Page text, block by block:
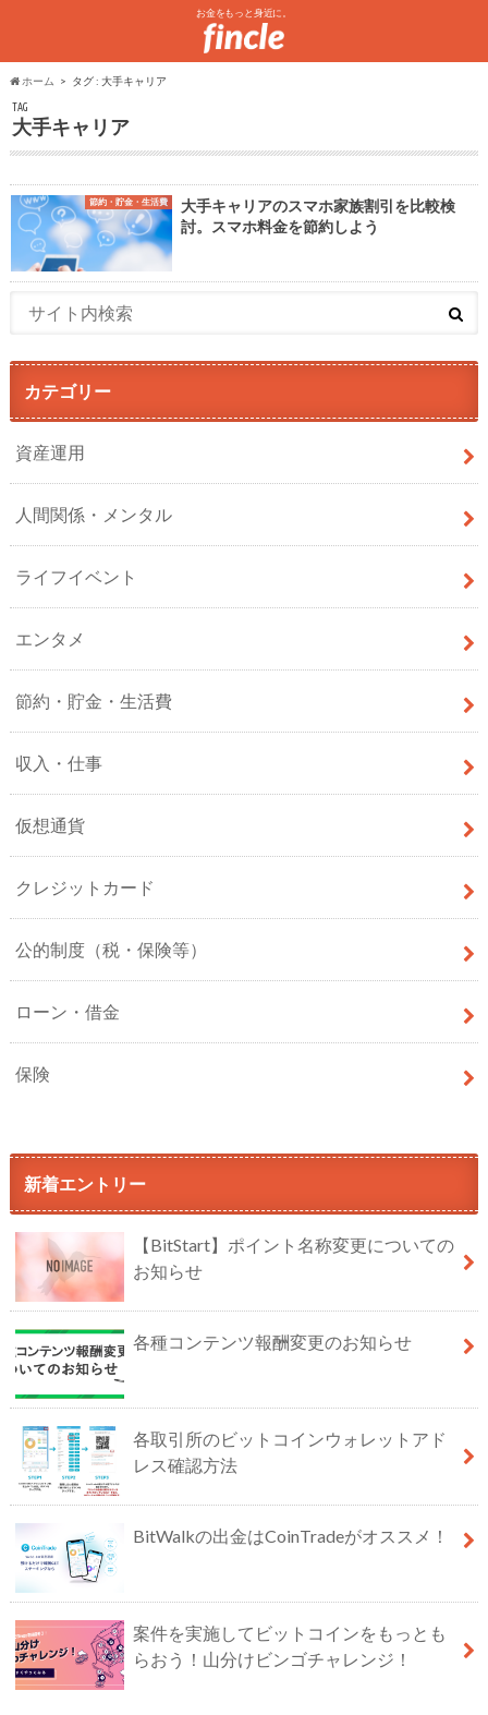
お金をもっと身近に。
ホーム タグ : 大手キャリア
TAG
大手キャリア
節約・貯金・生活費
大手キャリアのスマホ家族割引を比較検
討。スマホ料金を節約しよう
カテゴリー
資産運用
人間関係・メンタル
ライフイベント
エンタメ
節約・貯金・生活費
収入・仕事
仮想通貨
クレジットカード
公的制度（税・保険等）
ローン・借金
保険
新着エントリー
【BitStart】ポイント名称変更についての
お知らせ
各種コンテンツ報酬変更のお知らせ
各取引所のビットコインウォレットアド
レス確認方法
BitWalkの出金はCoinTradeがオススメ！
案件を実施してビットコインをもっとも
らおう！山分けビンゴチャレンジ！